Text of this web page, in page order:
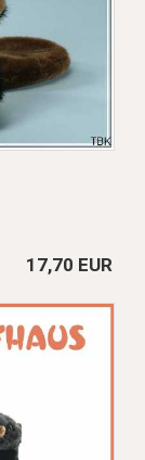
17,70 EUR